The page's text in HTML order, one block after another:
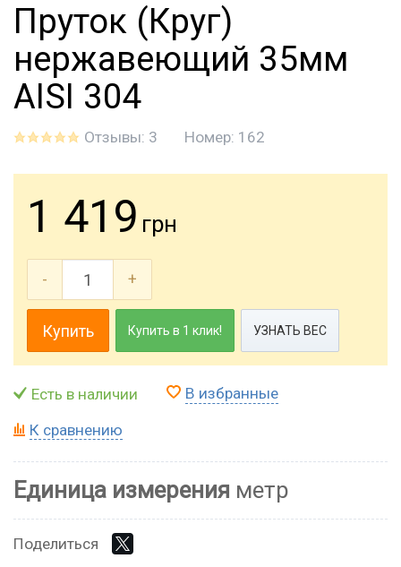
Пруток (Круг)
нержавеющий 35мм
АІSI 304
Отзывы: 3 Номер: 162
1 419 грн
- +
Купить Купить в 1 клик! УЗНАТЬ ВЕС
Есть в наличии В избранные
К сравнению
Единица измерения метр
Поделиться